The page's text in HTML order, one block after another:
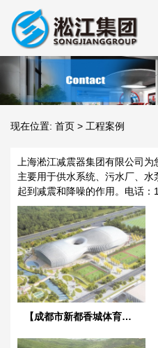
现在位置: 首页 > 工程案例
上海淞江减震器集团有限公司
主要用于供水系统、污水厂、水
起到减震和降噪的作用。电话：
【成都市新都香城体育中心】弹簧减震器合同